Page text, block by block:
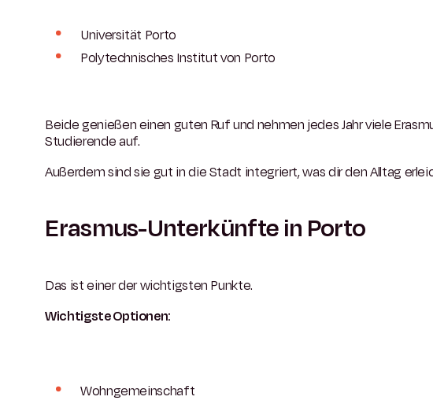
Universität Porto
Polytechnisches Institut von Porto
Beide genießen einen guten Ruf und nehmen jedes Jahr viele
Studierende auf.
Außerdem sind sie gut in die Stadt integriert, was dir den Alltag
Erasmus-Unterkünfte in Porto
Das ist einer der wichtigsten Punkte.
Wichtigste Optionen:
Wohngemeinschaft